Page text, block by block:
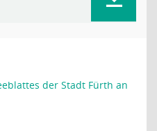
der Stadt Fürth an